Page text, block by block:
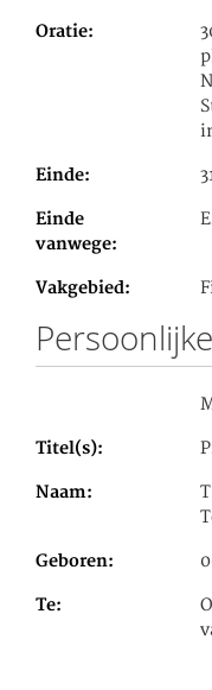
Oratie
Einde
Einde
vanwege
Vakgebied
Titel(s)
Naam
Geboren
Te